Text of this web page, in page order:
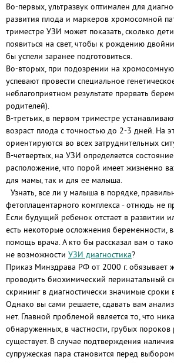
Во-первых, ультразвук оптимален для
развития плода и маркеров хромосомной
триместре УЗИ может показать, сколько
появиться на свет, чтобы к рождению
бы успели заранее подготовиться.
Во-вторых, при подозрении на
успевают провести специальное
неблагоприятном результате прервать
родителей).
В-третьих, в первом триместре
возраст плода с точностью до 2-3 дней. На
ориентируются во всех затруднительных
В-четвертых, на УЗИ определяется
расположение, что порой имеет жизненно
для мамы, так и для ее малыша.
Узнать, все ли у малыша в порядке,
фетоплацентарного комплекса - отнюдь не
Если будущий ребенок отстает в развитии
есть некоторые осложнения беременности,
помощь врача. А кто бы рассказал вам о
не возможности УЗИ диагностика?
Приказ Минздрава РФ от 2000 г. обязывает
проводить биохимический перинатальный
скрининг в диагностически значимые
Однако вы сами решаете, сдавать вам
нет. Главной проблемой является то, что
обнаруженных, в частности, грубых пороков
существует. В случае подтверждения
супружеская пара становится перед